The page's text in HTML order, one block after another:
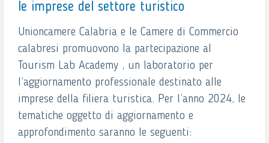
le imprese del settore turistico
Unioncamere Calabria e le Camere di Commercio
calabresi promuovono la partecipazione al
Tourism Lab Academy , un laboratorio per
l’aggiornamento professionale destinato alle
imprese della filiera turistica. Per l’anno 2024, le
tematiche oggetto di aggiornamento e
approfondimento saranno le seguenti: